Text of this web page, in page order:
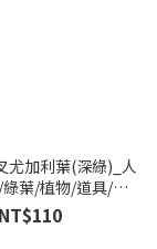
尤加利葉(深綠)_人
葉/植物/道具/拍
花/園藝_台灣造花
NT$110